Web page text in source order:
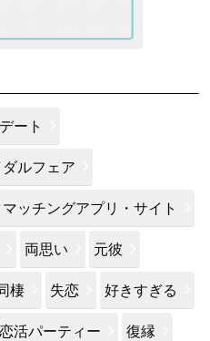
デート
ルフェア
マッチングアプリ・サイト
両思い 元彼
棲 失恋 好きすぎる
活パーティー 復縁